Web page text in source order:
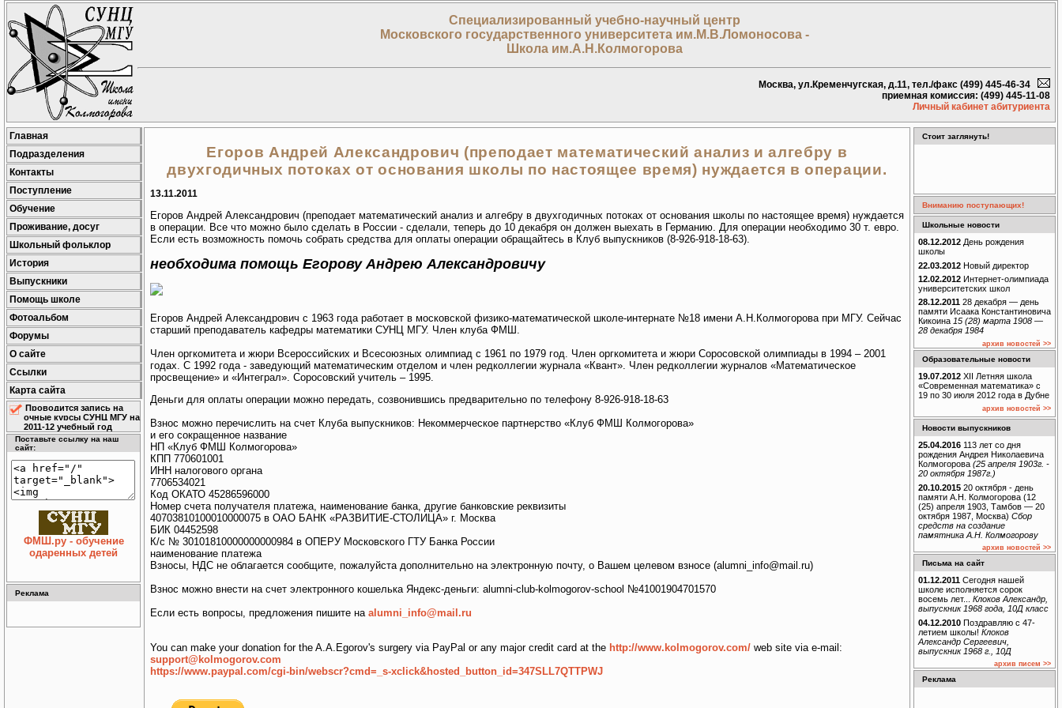
Специализированный учебно-научный центр
Московского государственного университета им.М.В.Ломоносова -
Школа им.А.Н.Колмогорова
Москва, ул.Кременчугская, д.11, тел./факс (499) 445-46-34
приемная комиссия: (499) 445-11-08
Личный кабинет абитуриента
Главная
Подразделения
Контакты
Поступление
Обучение
Проживание, досуг
Школьный фольклор
История
Выпускники
Помощь школе
Фотоальбом
Форумы
О сайте
Ссылки
Карта сайта
Проводится запись на
очные курсы СУНЦ МГУ на
2011-12 учебный год
Поставьте ссылку на наш
сайт:
ФМШ.ру - обучение
одаренных детей
Реклама
Егоров Андрей Александрович (преподает математический анализ и алгебру в
двухгодичных потоках от основания школы по настоящее время) нуждается в операции.
13.11.2011
Егоров Андрей Александрович (преподает математический анализ и алгебру в двухгодичных потоках от основания школы по настоящее время) нуждается
в операции. Все что можно было сделать в России - сделали, теперь до 10 декабря он должен выехать в Германию. Для операции необходимо 30 т. евро.
Если есть возможность помочь собрать средства для оплаты операции обращайтесь в Клуб выпускников (8-926-918-18-63).
необходима помощь Егорову Андрею Александровичу
Егоров Андрей Александрович с 1963 года работает в московской физико-математической школе-интернате №18 имени А.Н.Колмогорова при МГУ. Сейчас
старший преподаватель кафедры математики СУНЦ МГУ. Член клуба ФМШ.
Член оргкомитета и жюри Всероссийских и Всесоюзных олимпиад с 1961 по 1979 год. Член оргкомитета и жюри Соросовской олимпиады в 1994 – 2001
годах. С 1992 года - заведующий математическим отделом и член редколлегии журнала «Квант». Член редколлегии журналов «Математическое
просвещение» и «Интеграл». Соросовский учитель – 1995.
Деньги для оплаты операции можно передать, созвонившись предварительно по телефону 8-926-918-18-63
Взнос можно перечислить на счет Клуба выпускников: Некоммерческое партнерство «Клуб ФМШ Колмогорова»
и его сокращенное название
НП «Клуб ФМШ Колмогорова»
КПП 770601001
ИНН налогового органа
7706534021
Код ОКАТО 45286596000
Номер счета получателя платежа, наименование банка, другие банковские реквизиты
40703810100010000075 в ОАО БАНК «РАЗВИТИЕ-СТОЛИЦА» г. Москва
БИК 04452598
К/с № 30101810000000000984 в ОПЕРУ Московского ГТУ Банка России
наименование платежа
Взносы, НДС не облагается сообщите, пожалуйста дополнительно на электронную почту, о Вашем целевом взносе (alumni_info@mail.ru)
Взнос можно внести на счет электронного кошелька Яндекс-деньги: alumni-club-kolmogorov-school №41001904701570
Если есть вопросы, предложения пишите на alumni_info@mail.ru
You can make your donation for the A.A.Egorov's surgery via PayPal or any major credit card at the http://www.kolmogorov.com/ web site via e-mail:
support@kolmogorov.com
https://www.paypal.com/cgi-bin/webscr?cmd=_s-xclick&hosted_button_id=347SLL7QTTPWJ
Стоит заглянуть!
Вниманию поступающих!
Школьные новости
08.12.2012 День рождения
школы
22.03.2012 Новый директор
12.02.2012 Интернет-олимпиада
университетских школ
28.12.2011 28 декабря — день
памяти Исаака Константиновича
Кикоина 15 (28) марта 1908 —
28 декабря 1984
архив новостей >>
Образовательные новости
19.07.2012 XII Летняя школа
«Современная математика» с
19 по 30 июля 2012 года в Дубне
архив новостей >>
Новости выпускников
25.04.2016 113 лет со дня
рождения Андрея Николаевича
Колмогорова (25 апреля 1903г. -
20 октября 1987г.)
20.10.2015 20 октября - день
памяти А.Н. Колмогорова (12
(25) апреля 1903, Тамбов — 20
октября 1987, Москва) Сбор
средств на создание
памятника А.Н. Колмогорову
архив новостей >>
Письма на сайт
01.12.2011 Сегодня нашей
школе исполняется сорок
восемь лет... Клоков Александр,
выпускник 1968 года, 10Д класс
04.12.2010 Поздравляю с 47-
летием школы! Клоков
Александр Сергеевич,
выпускник 1968 г., 10Д
архив писем >>
Реклама